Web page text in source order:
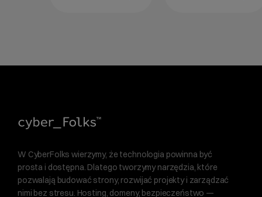
W CyberFolks wierzymy, że technologia powinna być
prosta i dostępna. Dlatego tworzymy narzędzia, które
pozwalają budować strony, rozwijać projekty i zarządzać
nimi bez stresu. Hosting, domeny, bezpieczeństwo —